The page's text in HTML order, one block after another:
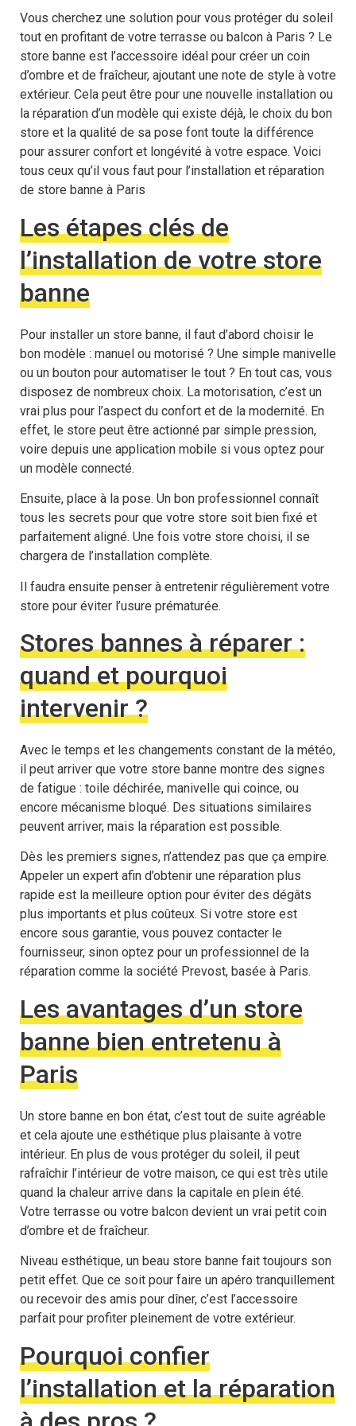
Vous cherchez une solution pour vous protéger du soleil
tout en profitant de votre terrasse ou balcon à Paris ? Le
store banne est l’accessoire idéal pour créer un coin
d’ombre et de fraîcheur, ajoutant une note de style à votre
extérieur. Cela peut être pour une nouvelle installation ou
la réparation d’un modèle qui existe déjà, le choix du bon
store et la qualité de sa pose font toute la différence
pour assurer confort et longévité à votre espace. Voici
tous ceux qu’il vous faut pour l’installation et réparation
de store banne à Paris
Les étapes clés de
l’installation de votre store
banne
Pour installer un store banne, il faut d’abord choisir le
bon modèle : manuel ou motorisé ? Une simple manivelle
ou un bouton pour automatiser le tout ? En tout cas, vous
disposez de nombreux choix. La motorisation, c’est un
vrai plus pour l’aspect du confort et de la modernité. En
effet, le store peut être actionné par simple pression,
voire depuis une application mobile si vous optez pour
un modèle connecté.
Ensuite, place à la pose. Un bon professionnel connaît
tous les secrets pour que votre store soit bien fixé et
parfaitement aligné. Une fois votre store choisi, il se
chargera de l’installation complète.
Il faudra ensuite penser à entretenir régulièrement votre
store pour éviter l’usure prématurée.
Stores bannes à réparer :
quand et pourquoi
intervenir ?
Avec le temps et les changements constant de la météo,
il peut arriver que votre store banne montre des signes
de fatigue : toile déchirée, manivelle qui coince, ou
encore mécanisme bloqué. Des situations similaires
peuvent arriver, mais la réparation est possible.
Dès les premiers signes, n’attendez pas que ça empire.
Appeler un expert afin d’obtenir une réparation plus
rapide est la meilleure option pour éviter des dégâts
plus importants et plus coûteux. Si votre store est
encore sous garantie, vous pouvez contacter le
fournisseur, sinon optez pour un professionnel de la
réparation comme la société Prevost, basée à Paris.
Les avantages d’un store
banne bien entretenu à
Paris
Un store banne en bon état, c’est tout de suite agréable
et cela ajoute une esthétique plus plaisante à votre
intérieur. En plus de vous protéger du soleil, il peut
rafraîchir l’intérieur de votre maison, ce qui est très utile
quand la chaleur arrive dans la capitale en plein été.
Votre terrasse ou votre balcon devient un vrai petit coin
d’ombre et de fraîcheur.
Niveau esthétique, un beau store banne fait toujours son
petit effet. Que ce soit pour faire un apéro tranquillement
ou recevoir des amis pour dîner, c’est l’accessoire
parfait pour profiter pleinement de votre extérieur.
Pourquoi confier
l’installation et la réparation